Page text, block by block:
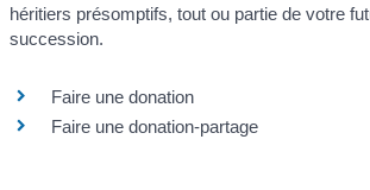
héritiers présomptifs, tout ou partie de votre
succession.
Faire une donation
Faire une donation-partage